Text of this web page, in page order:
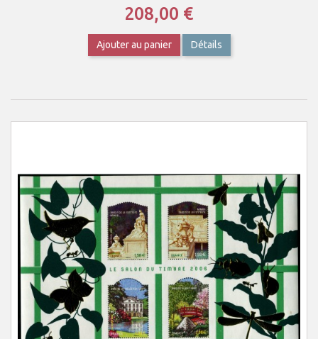
208,00 €
Ajouter au panier Détails